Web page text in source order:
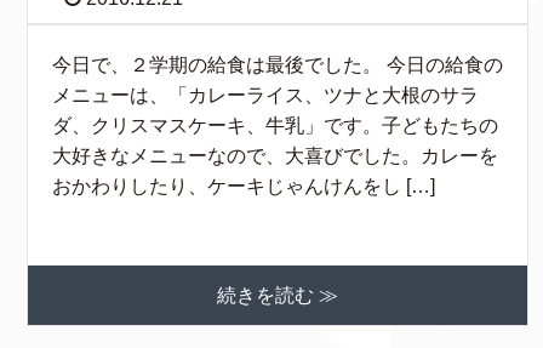
今日で、２学期の給食は最後でした。 今日の給食の
メニューは、「カレーライス、ツナと大根のサラ
ダ、クリスマスケーキ、牛乳」です。子どもたちの
大好きなメニューなので、大喜びでした。カレーを
おかわりしたり、ケーキじゃんけんをし […]
続きを読む ≫